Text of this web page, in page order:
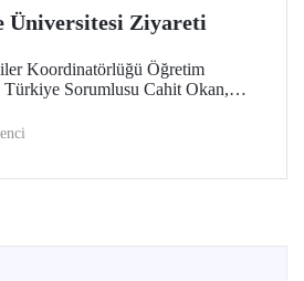
Üniversitesi Ziyareti
Koordinatörlüğü Öğretim
Sorumlusu Cahit Okan,
dünyanın önde gelen